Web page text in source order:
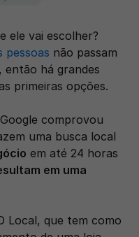
ele vai escolher?
pessoas não passam
então há grandes
primeiras opções.
comprovou
uma busca local
em até 24 horas
em uma
Local, que tem como